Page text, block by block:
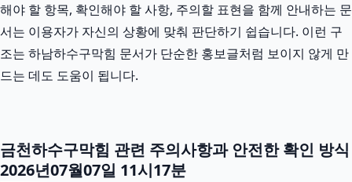
해야 할 항목, 확인해야 할 사항, 주의할 표현을 함께 안내하는 문
서는 이용자가 자신의 상황에 맞춰 판단하기 쉽습니다. 이런 구
조는 하남하수구막힘 문서가 단순한 홍보글처럼 보이지 않게 만
드는 데도 도움이 됩니다.
금천하수구막힘 관련 주의사항과 안전한 확인 방식
2026년07월07일 11시17분